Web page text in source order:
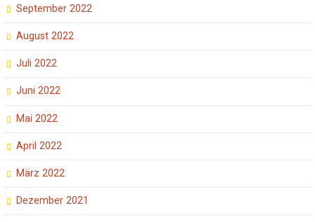
September 2022
August 2022
Juli 2022
Juni 2022
Mai 2022
April 2022
März 2022
Dezember 2021